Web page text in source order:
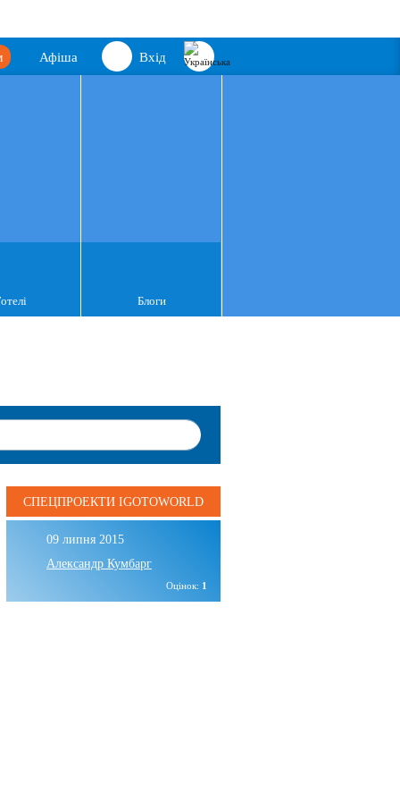
Вхід
Афіша
Блоги
СПЕЦПРОЕКТИ IGOTOWORLD
09 липня 2015
Александр Кумбарг
Оцінок: 1